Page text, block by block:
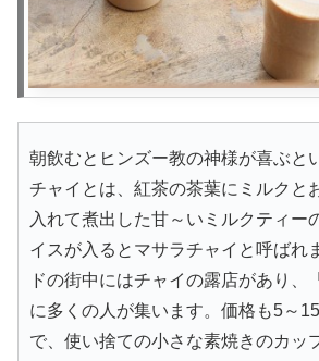
朝飲むとヒンズー教の神様が喜ぶと
チャイとは、紅茶の茶葉にミルクと
入れて煮出した甘～いミルクティー
イスが入るとマサラチャイと呼ばれ
ドの街中にはチャイの露店があり、
に多くの人が集います。価格も5～
で、使い捨ての小さな素焼きのカッ